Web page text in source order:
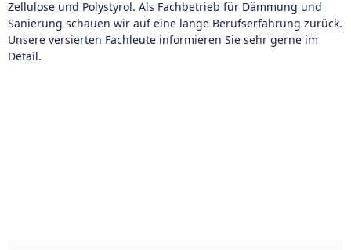
Zellulose und Polystyrol. Als Fachbetrieb für Dämmung und
Sanierung schauen wir auf eine lange Berufserfahrung zurück.
Unsere versierten Fachleute informieren Sie sehr gerne im
Detail.